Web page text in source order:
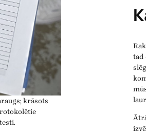
krāsots
tad